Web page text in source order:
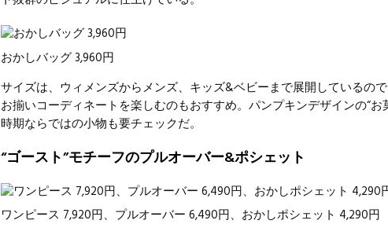
おかしバッグ 3,960円
サイズは、ウィメンズからメンズ、キッズ&ベビーまで展開しているの
お揃いコーディネートを楽しむのもおすすめ。パンプキンデザインの“お
時期ならではの小物も要チェックだ。
“ゴースト”モチーフのプルオーバー&ポシェット
ワンピース 7,920円、プルオーバー 6,490円、おかしポシェット 4,290円